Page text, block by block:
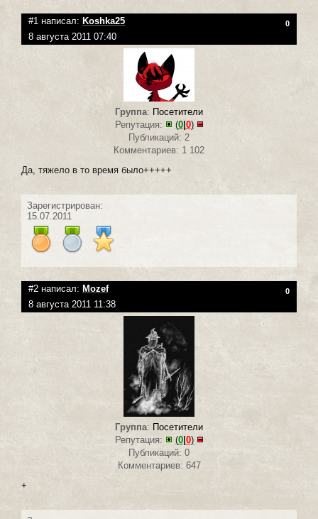
#1 написал: Koshka25 0
8 августа 2011 07:40
Группа: Посетители
Репутация:
(0|0)
Публикаций: 2
Комментариев: 1 102
Да, тяжело в то время было+++++
Зарегистрирован:
15.07.2011
#2 написал: Mozef 0
8 августа 2011 11:38
Группа: Посетители
Репутация:
(0| 0)
Публикаций: 0
Комментариев: 647
+